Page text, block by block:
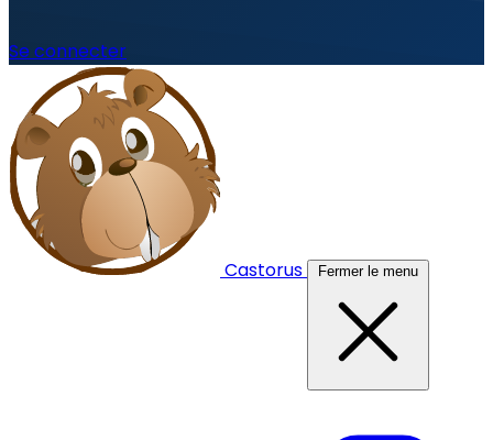
Se connecter
Castorus Fermer le menu